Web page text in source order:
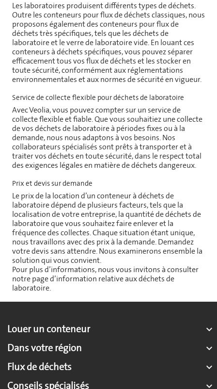
Les laboratoires produisent différents types de déchets.
Outre les conteneurs pour flux de déchets classiques, nous
proposons également des conteneurs pour flux de
déchets très spécifiques, tels que les déchets de
laboratoire et le verre de laboratoire vide. En louant ces
conteneurs à déchets spécifiques, vous pouvez séparer
efficacement tous vos flux de déchets et les stocker en
toute sécurité, conformément aux réglementations
environnementales et aux normes de sécurité en vigueur.
Service de collecte flexible pour déchets de laboratoire
Avec Veolia, vous pouvez compter sur un service de
collecte flexible et fiable. Que vous souhaitiez une collecte
de vos déchets de laboratoire à périodes fixes ou à la
demande, nous nous adaptons à vos besoins. Nos
collaborateurs spécialisés sont prêts à transporter et à
traiter vos déchets en toute sécurité, dans le respect total
des exigences légales en matière de déchets dangereux.
Prix et devis sur demande
Le prix de la location d’un conteneur à déchets de
laboratoire dépend de plusieurs facteurs, tels que la
localisation de votre entreprise, la quantité de déchets de
laboratoire que vous souhaitez faire enlever et la
fréquence des collectes. Chaque situation étant unique,
nous travaillons avec des prix à la demande. Demandez
votre devis sans attendre. Nous examinerons ensemble la
solution qui vous convient.
Pour plus d’informations, nous vous invitons à consulter
notre page d’information relative aux déchets de
laboratoire.
Louer un conteneur 
Dans votre région 
Flux de déchets 
Conseils spécialisés 